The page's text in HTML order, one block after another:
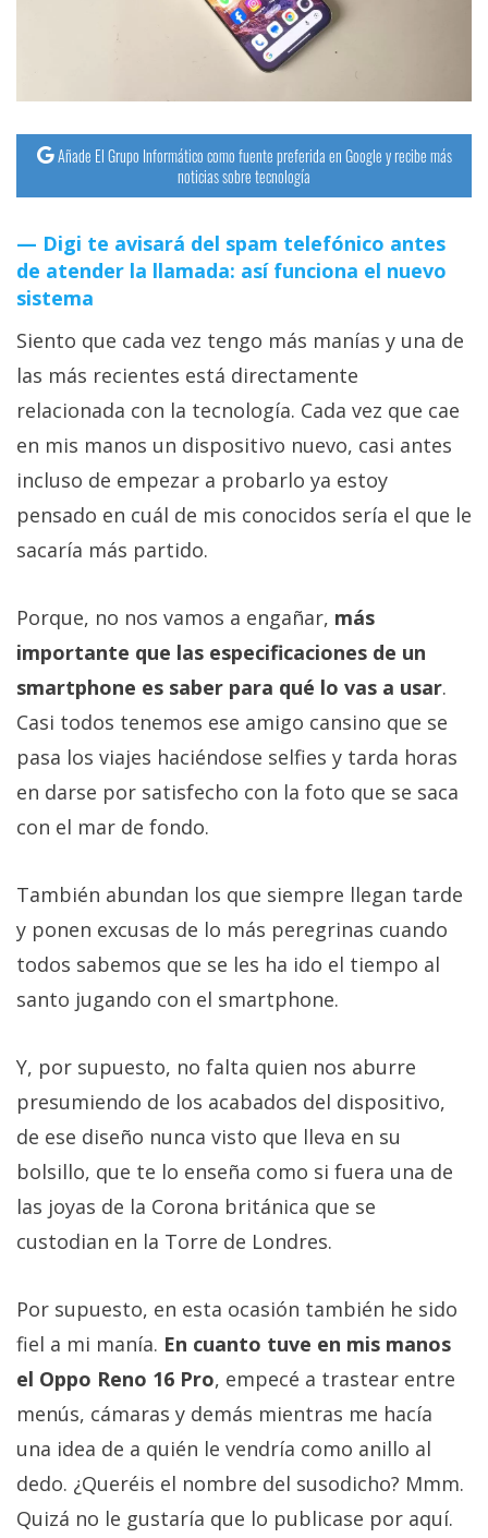
Añade El Grupo Informático como fuente preferida en Google y recibe más
noticias sobre tecnología
Digi te avisará del spam telefónico antes
de atender la llamada: así funciona el nuevo
sistema
Siento que cada vez tengo más manías y una de
las más recientes está directamente
relacionada con la tecnología. Cada vez que cae
en mis manos un dispositivo nuevo, casi antes
incluso de empezar a probarlo ya estoy
pensado en cuál de mis conocidos sería el que le
sacaría más partido.
Porque, no nos vamos a engañar, más
importante que las especificaciones de un
smartphone es saber para qué lo vas a usar.
Casi todos tenemos ese amigo cansino que se
pasa los viajes haciéndose selfies y tarda horas
en darse por satisfecho con la foto que se saca
con el mar de fondo.
También abundan los que siempre llegan tarde
y ponen excusas de lo más peregrinas cuando
todos sabemos que se les ha ido el tiempo al
santo jugando con el smartphone.
Y, por supuesto, no falta quien nos aburre
presumiendo de los acabados del dispositivo,
de ese diseño nunca visto que lleva en su
bolsillo, que te lo enseña como si fuera una de
las joyas de la Corona británica que se
custodian en la Torre de Londres.
Por supuesto, en esta ocasión también he sido
fiel a mi manía. En cuanto tuve en mis manos
el Oppo Reno 16 Pro, empecé a trastear entre
menús, cámaras y demás mientras me hacía
una idea de a quién le vendría como anillo al
dedo. ¿Queréis el nombre del susodicho? Mmm.
Quizá no le gustaría que lo publicase por aquí.